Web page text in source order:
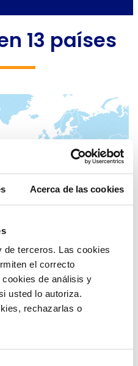
Acerca de las cookies
de terceros. Las cookies
el correcto
de análisis y
usted lo autoriza.
rechazarlas o
13 países
Madrid España.